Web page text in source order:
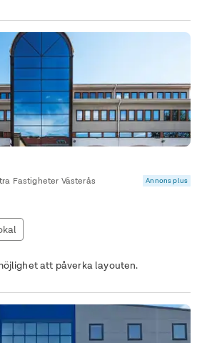
i varierande storlek, vilket gör den
typer av
Fastigheter Västerås Annons plus
att påverka layouten.